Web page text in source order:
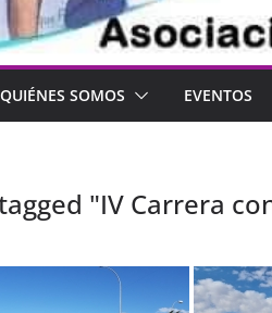
QUIÉNES SOMOS EVENTOS
"IV Carrera